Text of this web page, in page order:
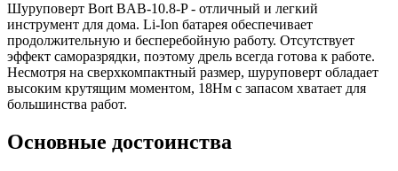
Шуруповерт Bort BAB-10.8-P - отличный и легкий
инструмент для дома. Li-Ion батарея обеспечивает
продолжительную и бесперебойную работу. Отсутствует
эффект саморазрядки, поэтому дрель всегда готова к работе.
Несмотря на сверхкомпактный размер, шуруповерт обладает
высоким крутящим моментом, 18Нм с запасом хватает для
большинства работ.
Основные достоинства